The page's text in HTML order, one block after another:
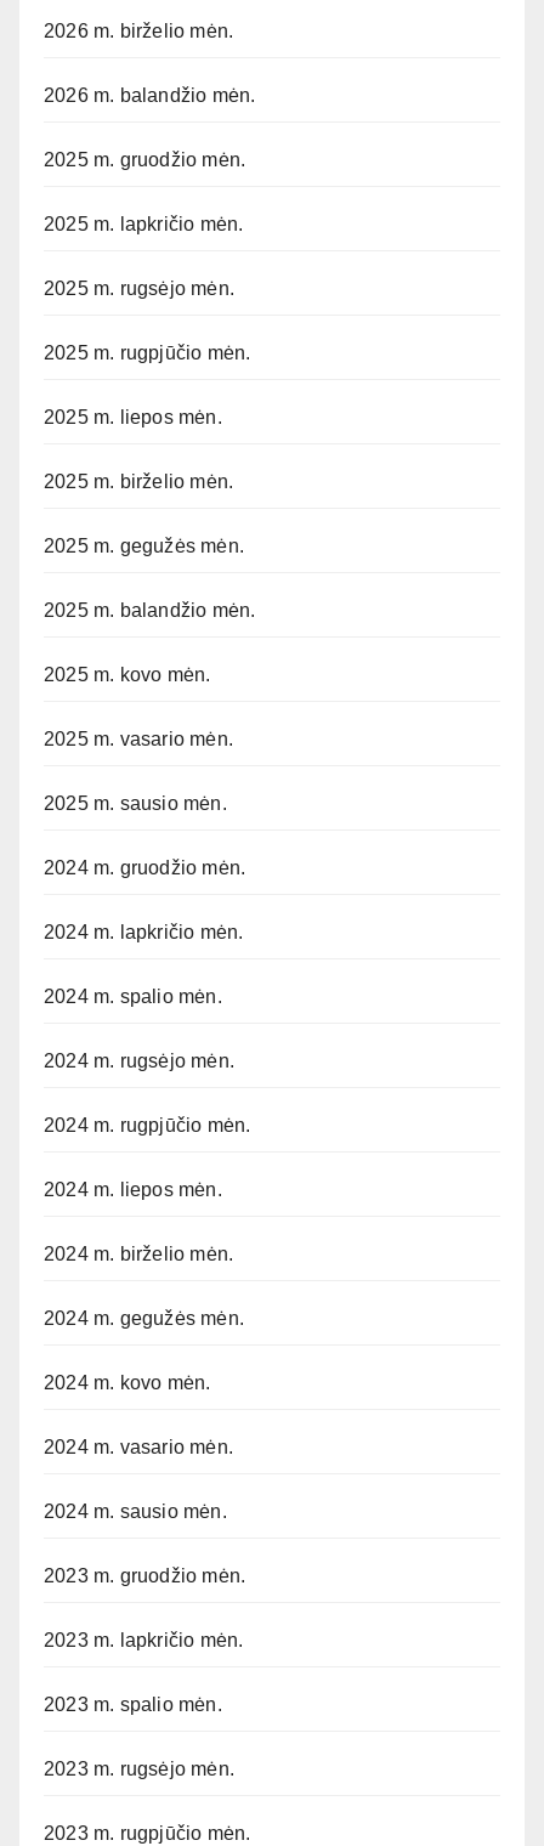
2026 m. birželio mėn.
2026 m. balandžio mėn.
2025 m. gruodžio mėn.
2025 m. lapkričio mėn.
2025 m. rugsėjo mėn.
2025 m. rugpjūčio mėn.
2025 m. liepos mėn.
2025 m. birželio mėn.
2025 m. gegužės mėn.
2025 m. balandžio mėn.
2025 m. kovo mėn.
2025 m. vasario mėn.
2025 m. sausio mėn.
2024 m. gruodžio mėn.
2024 m. lapkričio mėn.
2024 m. spalio mėn.
2024 m. rugsėjo mėn.
2024 m. rugpjūčio mėn.
2024 m. liepos mėn.
2024 m. birželio mėn.
2024 m. gegužės mėn.
2024 m. kovo mėn.
2024 m. vasario mėn.
2024 m. sausio mėn.
2023 m. gruodžio mėn.
2023 m. lapkričio mėn.
2023 m. spalio mėn.
2023 m. rugsėjo mėn.
2023 m. rugpjūčio mėn.